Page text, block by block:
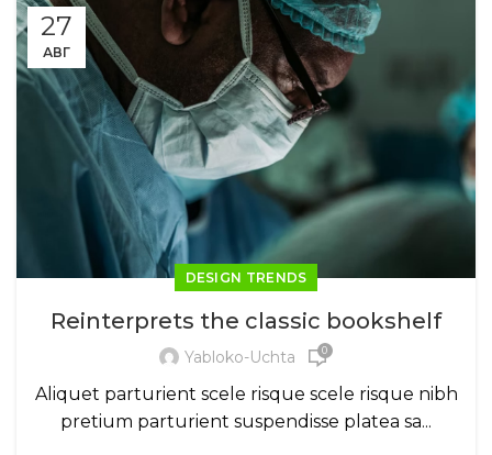
27
АВГ
DESIGN TRENDS
Reinterprets the classic bookshelf
Yabloko-Uchta 0
Aliquet parturient scele risque scele risque nibh
pretium parturient suspendisse platea sa...